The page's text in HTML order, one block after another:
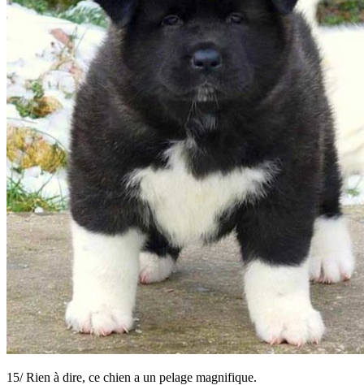
15/ Rien à dire, ce chien a un pelage magnifique.